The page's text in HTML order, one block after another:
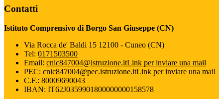
Contatti
Istituto Comprensivo di Borgo San Giuseppe (CN)
Via Rocca de' Baldi 15 12100 - Cuneo (CN)
Tel: 0171503500
Email: cnic847004@istruzione.itLink per inviare una mail
PEC: cnic847004@pec.istruzione.itLink per inviare una mail
C.F.: 80009690043
IBAN: IT62J0359901800000000158578